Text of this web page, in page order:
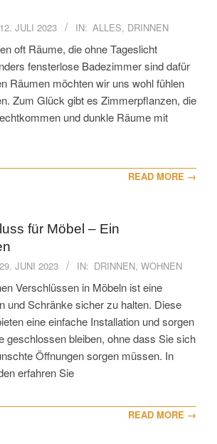
12. JULI 2023 IN: ALLES, DRINNEN
oft Räume, die ohne Tageslicht
fensterlose Badezimmer sind dafür
Räumen möchten wir uns wohl fühlen
Zum Glück gibt es Zimmerpflanzen, die
und dunkle Räume mit
READ MORE →
für Möbel – Ein
29. JUNI 2023 IN: DRINNEN, WOHNEN
Verschlüssen in Möbeln ist eine
und Schränke sicher zu halten. Diese
eine einfache Installation und sorgen
geschlossen bleiben, ohne dass Sie sich
Öffnungen sorgen müssen. In
erfahren Sie
READ MORE →